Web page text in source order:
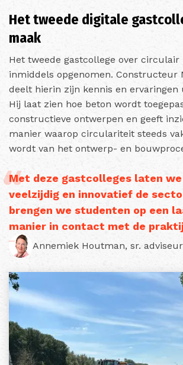
Het tweede digitale
maak
Het tweede gastcollege over circulair
inmiddels opgenomen. Constructeur
deelt hierin zijn kennis en ervaringen
Hij laat zien hoe beton wordt
constructieve ontwerpen en geeft
manier waarop circulariteit steeds
wordt van het ontwerp- en
Met deze gastcolleges laten we
veelzijdig en innovatief de
brengen we studenten op een
manier in contact met de
Annemiek Houtman, sr.